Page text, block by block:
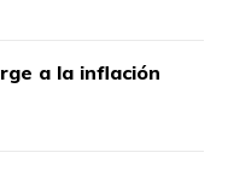
a la inflación